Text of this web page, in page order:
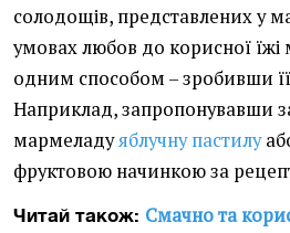
солодощів, представлених у
умовах любов до корисної
одним способом – зробивши
Наприклад, запропонувавши
мармеладуяблучну пастилу
фруктовою начинкою за
Читай також: Смачно та